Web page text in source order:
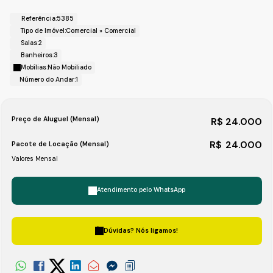
Referência:5385
Tipo de Imóvel:Comercial » Comercial
Salas:2
Banheiros:3
Mobílias:Não Mobiliado
Número do Andar:1
R$ 24.000
Preço de Aluguel (Mensal)
Valores Mensal
R$ 24.000
Pacote de Locação (Mensal)
Atendimento pelo WhatsApp
Dúvidas? Nós ligamos!